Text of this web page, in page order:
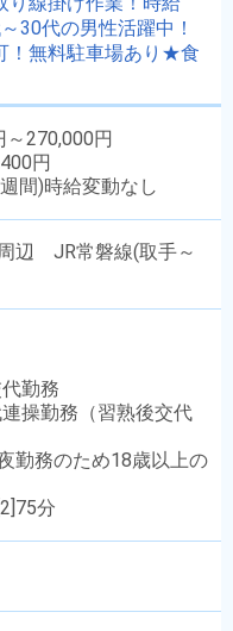
30代の男性活躍中！
！無料駐車場あり★食
～270,000円
円
間)時給変動なし
辺 JR常磐線(取手～
勤務
操勤務（習熟後交代
勤務のため18歳以上の
分